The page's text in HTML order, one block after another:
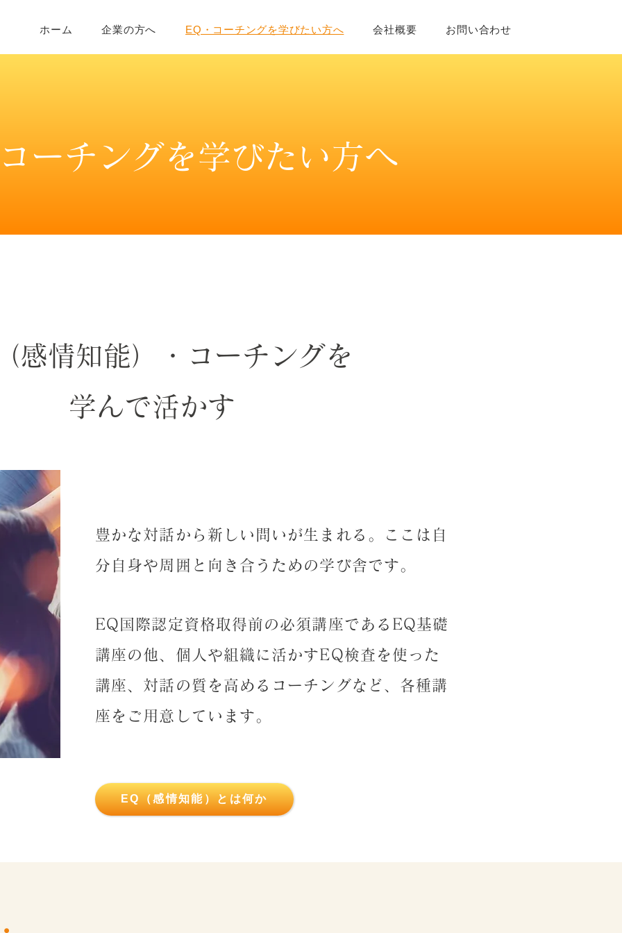
ホーム 企業の方へ EQ・コーチングを学びたい方へ 会社概要 お問い合わせ
ーチングを学びたい方へ
感情知能）・コーチングを
学んで活かす
豊かな対話から新しい問いが生まれる。ここは自
分自身や周囲と向き合うための学び舎です。
EQ国際認定資格取得前の必須講座であるEQ基礎
講座の他、個人や組織に活かすEQ検査を使った
講座、対話の質を高めるコーチングなど、各種講
座をご用意しています。
EQ（感情知能）とは何か